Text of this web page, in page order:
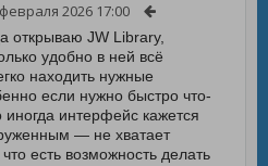
2026 17:00
открываю JW Library,
удобно в ней всё
находить нужные
если нужно быстро что-
интерфейс кажется
— не хватает
есть возможность делать